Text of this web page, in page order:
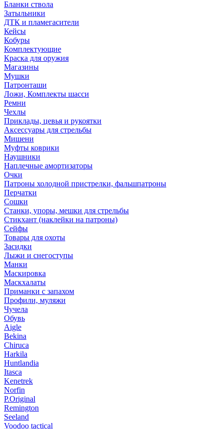
Бланки ствола
Затыльники
ДТК и пламегасители
Кейсы
Кобуры
Комплектующие
Краска для оружия
Магазины
Мушки
Патронташи
Ложи, Комплекты шасси
Ремни
Чехлы
Приклады, цевья и рукоятки
Аксессуары для стрельбы
Мишени
Муфты коврики
Наушники
Наплечные амортизаторы
Очки
Патроны холодной пристрелки, фальшпатроны
Перчатки
Сошки
Станки, упоры, мешки для стрельбы
Стикхант (наклейки на патроны)
Сейфы
Товары для охоты
Засидки
Лыжи и снегоступы
Манки
Маскировка
Маскхалаты
Приманки с запахом
Профили, муляжи
Чучела
Обувь
Aigle
Bekina
Chiruсa
Harkila
Huntlandia
Itasca
Kenetrek
Norfin
P.Original
Remington
Seeland
Voodoo tactical